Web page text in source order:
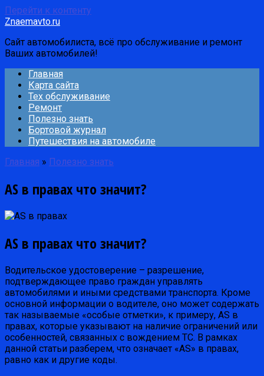
Перейти к контенту
Znaemavto.ru
Сайт автомобилиста, всё про обслуживание и ремонт
Ваших автомобилей!
Главная
Карта сайта
Тех обслуживание
Ремонт
Полезно знать
Бортовой журнал
Путешествия на автомобиле
Главная » Полезно знать
AS в правах что значит?
AS в правах что значит?
Водительское удостоверение – разрешение,
подтверждающее право граждан управлять
автомобилями и иными средствами транспорта. Кроме
основной информации о водителе, оно может содержать
так называемые «особые отметки», к примеру, АS в
правах, которые указывают на наличие ограничений или
особенностей, связанных с вождением ТС. В рамках
данной статьи разберем, что означает «AS» в правах,
равно как и другие коды.